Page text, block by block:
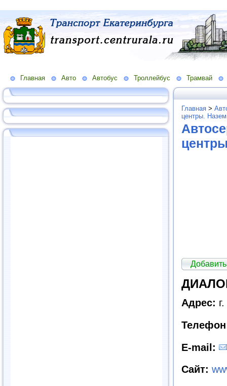
Главная Авто Автобус Троллейбус Трамвай
Главная >
центры.
Адрес:
E-mail :
Сайт: